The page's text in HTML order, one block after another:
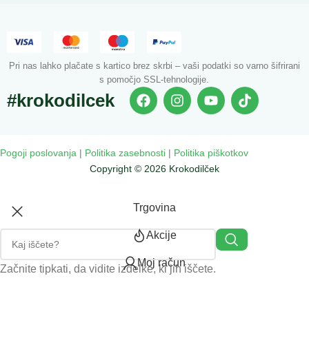
Pri nas lahko plačate s kartico brez skrbi – vaši podatki so varno šifrirani
s pomočjo SSL-tehnologije.
#krokodilcek
Copyright © 2026 Krokodilček
Pogoji poslovanja | Politika zasebnosti | Politika piškotkov
Začnite tipkati, da vidite izdelke, ki jih iščete.
Trgovina
Akcije
Moj račun